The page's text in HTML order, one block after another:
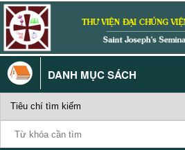
DANH MỤC SÁCH